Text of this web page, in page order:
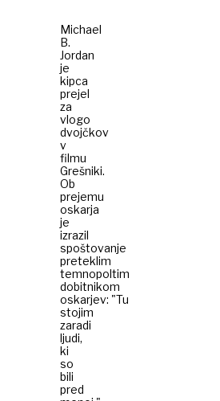
Michael
B.
Jordan
je
kipca
prejel
za
vlogo
dvojčkov
v
filmu
Grešniki.
Ob
prejemu
oskarja
je
izrazil
spoštovanje
preteklim
temnopoltim
dobitnikom
oskarjev: "Tu
stojim
zaradi
ljudi,
ki
so
bili
pred